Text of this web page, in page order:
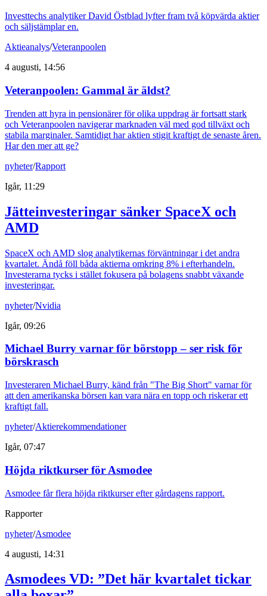
Investtechs analytiker David Östblad lyfter fram två köpvärda aktier
och säljstämplar en.
Aktieanalys/Veteranpoolen
4 augusti, 14:56
Veteranpoolen: Gammal är äldst?
Trenden att hyra in pensionärer för olika uppdrag är fortsatt stark
och Veteranpoolen navigerar marknaden väl med god tillväxt och
stabila marginaler. Samtidigt har aktien stigit kraftigt de senaste åren.
Har den mer att ge?
nyheter/Rapport
Igår, 11:29
Jätteinvesteringar sänker SpaceX och
AMD
SpaceX och AMD slog analytikernas förväntningar i det andra
kvartalet. Ändå föll båda aktierna omkring 8% i efterhandeln.
Investerarna tycks i stället fokusera på bolagens snabbt växande
investeringar.
nyheter/Nvidia
Igår, 09:26
Michael Burry varnar för börstopp – ser risk för
börskrasch
Investeraren Michael Burry, känd från "The Big Short" varnar för
att den amerikanska börsen kan vara nära en topp och riskerar ett
kraftigt fall.
nyheter/Aktierekommendationer
Igår, 07:47
Höjda riktkurser för Asmodee
Asmodee får flera höjda riktkurser efter gårdagens rapport.
Rapporter
nyheter/Asmodee
4 augusti, 14:31
Asmodees VD: ”Det här kvartalet tickar